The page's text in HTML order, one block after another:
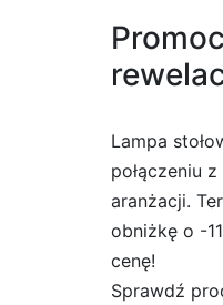
Lampa
połączeniu
aranżacji.
obniżkę o -
cenę!
Sprawdź